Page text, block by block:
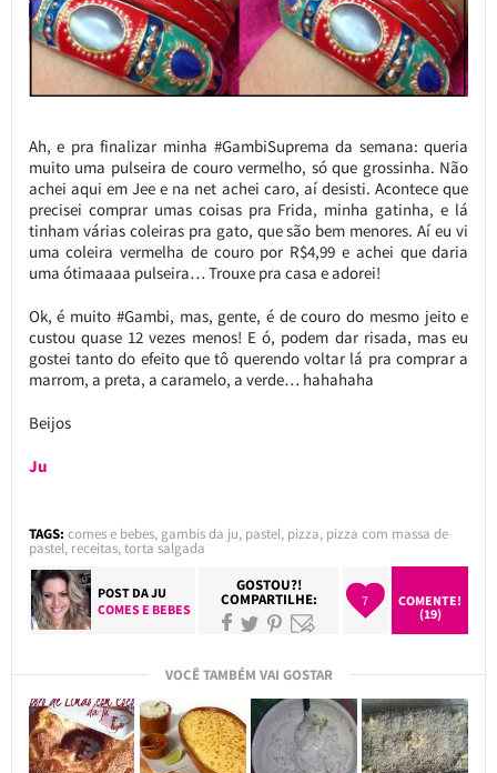
Ah, e pra finalizar minha #GambiSuprema da semana: queria
muito uma pulseira de couro vermelho, só que grossinha. Não
achei aqui em Jee e na net achei caro, aí desisti. Acontece que
precisei comprar umas coisas pra Frida, minha gatinha, e lá
tinham várias coleiras pra gato, que são bem menores. Aí eu vi
uma coleira vermelha de couro por R$4,99 e achei que daria
uma ótimaaaa pulseira… Trouxe pra casa e adorei!
Ok, é muito #Gambi, mas, gente, é de couro do mesmo jeito e
custou quase 12 vezes menos! E ó, podem dar risada, mas eu
gostei tanto do efeito que tô querendo voltar lá pra comprar a
marrom, a preta, a caramelo, a verde… hahahaha
Beijos
Ju
TAGS: comes e bebes, gambis da ju, pastel, pizza, pizza com massa de
pastel, receitas,torta salgada
POST DAJU
COMES E BEBES
GOSTOU?!
COMPARTILHE: 7
COMENTE!
(19)
VOCÊ TAMBÉM VAI GOSTAR